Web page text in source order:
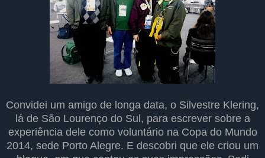
Convidei um amigo de longa data, o Silvestre Klering,
lá de São Lourenço do Sul, para escrever sobre a
experiência dele como voluntário na Copa do Mundo
2014, sede Porto Alegre. E descobri que ele criou um